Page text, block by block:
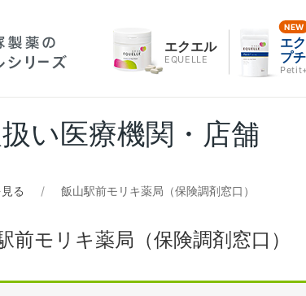
エクエル
EQUELLE
エ
プ
Petit+
い医療機関・店舗
る 飯山駅前モリキ薬局（保険調剤窓口）
前モリキ薬局（保険調剤窓口）